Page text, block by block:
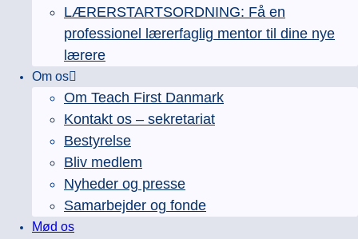
LÆRERSTARTSORDNING: Få en
professionel lærerfaglig mentor til dine nye
lærere
Om os
Om Teach First Danmark
Kontakt os – sekretariat
Bestyrelse
Bliv medlem
Nyheder og presse
Samarbejder og fonde
Mød os